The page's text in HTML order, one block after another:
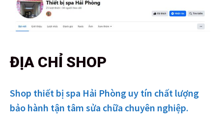
ĐỊA CHỈ SHOP
Shop thiết bị spa Hải Phòng uy tín chất lượng
bảo hành tận tâm sửa chữa chuyên nghiệp.